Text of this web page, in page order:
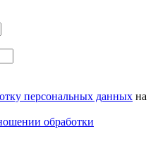
персональных данных на
обработки